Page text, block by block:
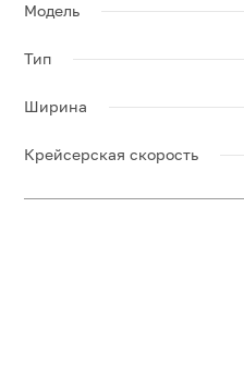
Модель
Тип
Ширина
Крейсерская скорость